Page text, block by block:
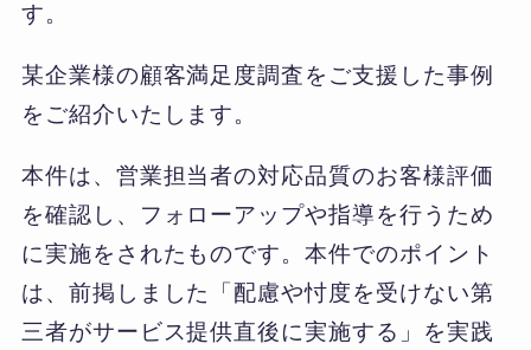
す。
某企業様の顧客満足度調査をご支援した事例
をご紹介いたします。
本件は、営業担当者の対応品質のお客様評価
を確認し、フォローアップや指導を行うため
に実施をされたものです。本件でのポイント
は、前掲しました「配慮や忖度を受けない第
三者がサービス提供直後に実施する」を実践